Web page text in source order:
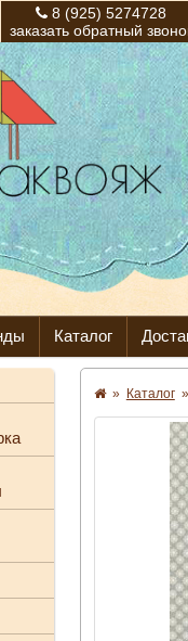
8 (925) 5274728
заказать обратный
Каталог
» Каталог »